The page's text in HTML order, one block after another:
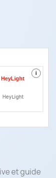
i
HeyLight
et guide